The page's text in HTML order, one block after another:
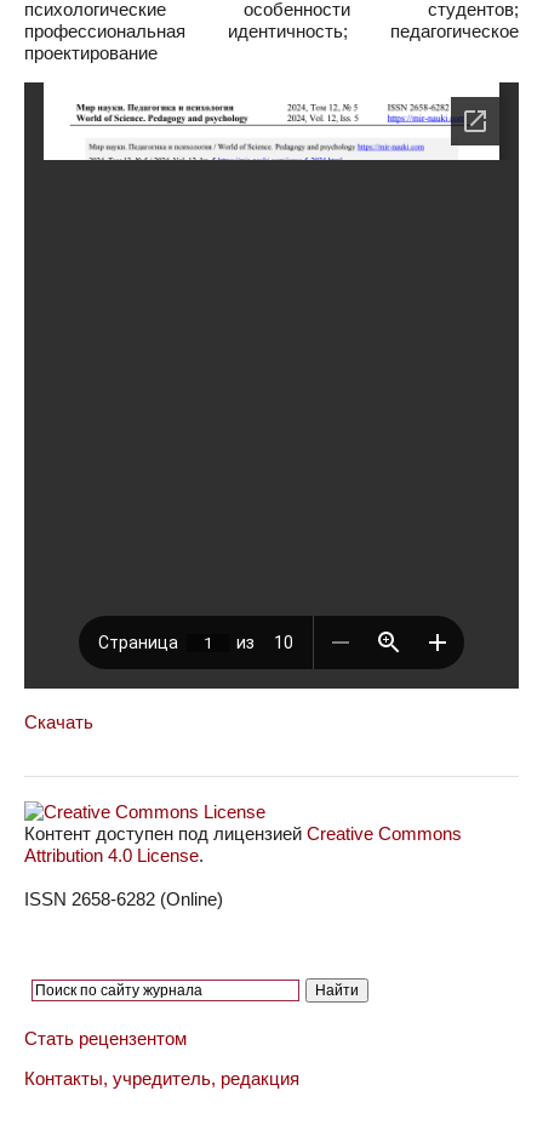
психологические особенности студентов;
профессиональная идентичность; педагогическое
проектирование
Скачать
Контент доступен под лицензией Creative Commons
Attribution 4.0 License.
ISSN 2658-6282 (Online)
Стать рецензентом
Контакты, учредитель, редакция